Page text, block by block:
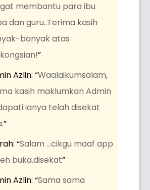
membantu para ibu
dan guru..Terima kasih
banyak atas
”
Azlin: “Waalaikumsalam,
kasih maklumkan Admin
ianya telah disekat
”
: “Salam …cikgu maaf app
buka.disekat”
Azlin: “Sama sama